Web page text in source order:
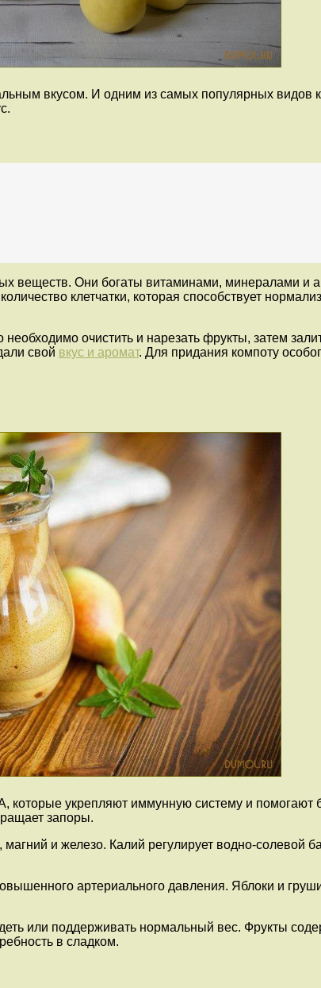
вкусом. И одним из самых популярных видов
веществ. Они богаты витаминами, минералами и
клетчатки, которая способствует
необходимо очистить и нарезать фрукты, затем
свой вкус и аромат. Для придания компоту
укрепляют иммунную систему и помогают
запоры.
и железо. Калий регулирует водно-солевой
артериального давления. Яблоки и
или поддерживать нормальный вес. Фрукты
в сладком.